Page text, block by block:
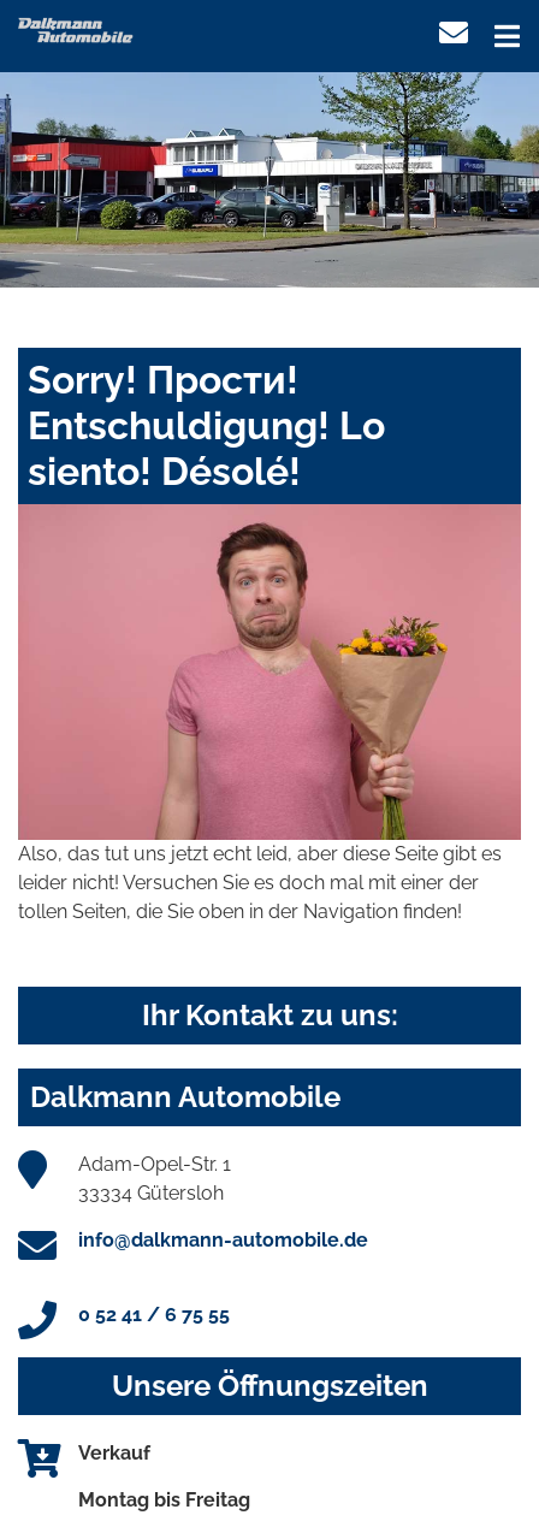
Sorry! Прости!
Entschuldigung! Lo
siento! Désolé!
Also, das tut uns jetzt echt leid, aber diese Seite gibt es
leider nicht! Versuchen Sie es doch mal mit einer der
tollen Seiten, die Sie oben in der Navigation finden!
Ihr Kontakt zu uns:
Dalkmann Automobile
Adam-Opel-Str. 1
33334 Gütersloh
info@dalkmann-automobile.de
0 52 41 / 6 75 55
Unsere Öffnungszeiten
Verkauf
Montag bis Freitag